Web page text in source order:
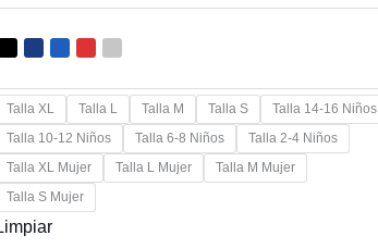
Talla XL Talla L Talla M Talla S
Talla 14-16 Niños
Talla 10-12 Niños
Talla 6-8 Niños
Talla 2-4 Niños
Talla XL Mujer
Talla L Mujer
Talla M Mujer
Talla S Mujer